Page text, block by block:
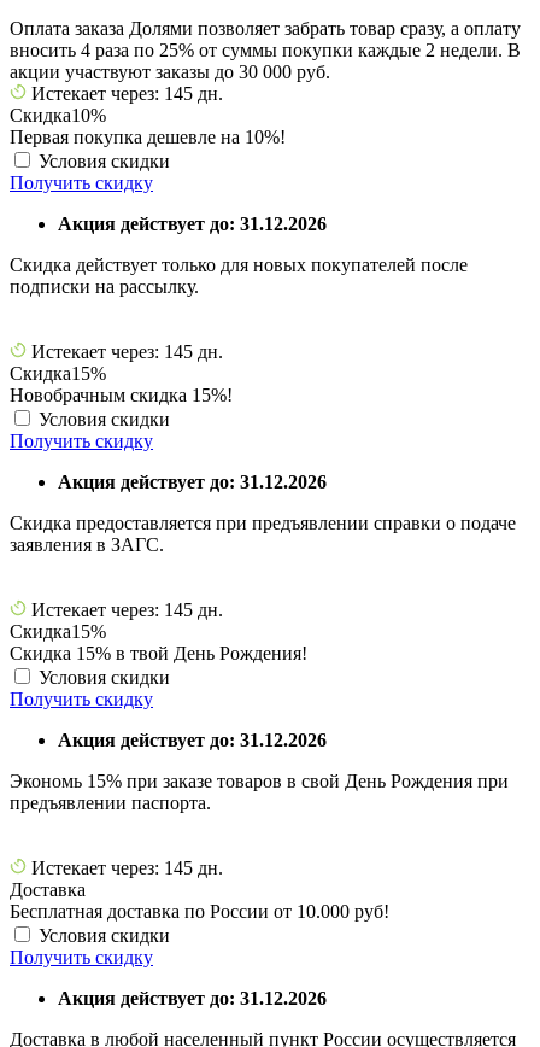
Оплата заказа Долями позволяет забрать товар сразу, а оплату
вносить 4 раза по 25% от суммы покупки каждые 2 недели. В
акции участвуют заказы до 30 000 руб.
Истекает через: 145 дн.
Скидка10%
Первая покупка дешевле на 10%!
Условия скидки
Получить скидку
Акция действует до: 31.12.2026
Скидка действует только для новых покупателей после
подписки на рассылку.
Истекает через: 145 дн.
Скидка15%
Новобрачным скидка 15%!
Условия скидки
Получить скидку
Акция действует до: 31.12.2026
Скидка предоставляется при предъявлении справки о подаче
заявления в ЗАГС.
Истекает через: 145 дн.
Скидка15%
Скидка 15% в твой День Рождения!
Условия скидки
Получить скидку
Акция действует до: 31.12.2026
Экономь 15% при заказе товаров в свой День Рождения при
предъявлении паспорта.
Истекает через: 145 дн.
Доставка
Бесплатная доставка по России от 10.000 руб!
Условия скидки
Получить скидку
Акция действует до: 31.12.2026
Доставка в любой населенный пункт России осуществляется